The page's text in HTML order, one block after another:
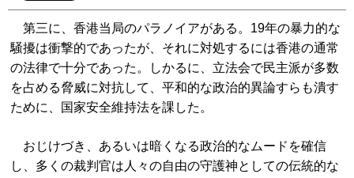
第三に、香港当局のパラノイアがある。19年の暴力的な
騒擾は衝撃的であったが、それに対処するには香港の通常
の法律で十分であった。しかるに、立法会で民主派が多数
を占める脅威に対抗して、平和的な政治的異論すらも潰す
ために、国家安全維持法を課した。
おじけづき、あるいは暗くなる政治的なムードを確信
し、多くの裁判官は人々の自由の守護神としての伝統的な